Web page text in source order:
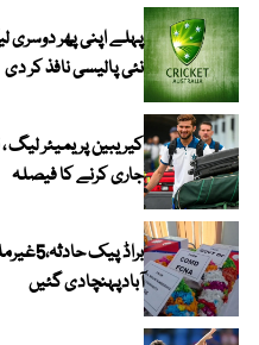
پہلے اپنی پھر دوسری
نئی پالیسی نافذ کر دی
جاری کرنے کا فیصلہ
براڈ
آبادپہنچادی گئیں